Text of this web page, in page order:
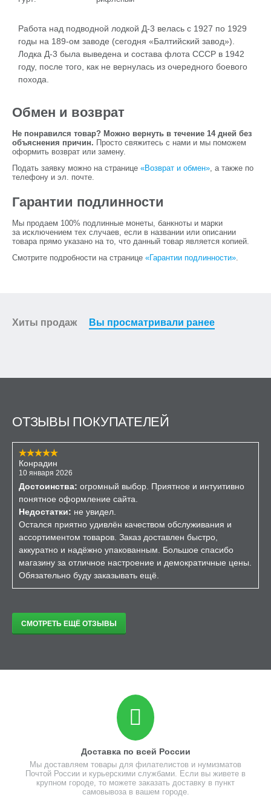
Работа над подводной лодкой Д-3 велась с 1927 по 1929
годы на 189-ом заводе (сегодня «Балтийский завод»).
Лодка Д-3 была выведена и состава флота СССР в 1942
году, после того, как не вернулась из очередного боевого
похода.
Обмен и возврат
Не понравился товар? Можно вернуть в течение 14 дней без
объяснения причин. Просто свяжитесь с нами и мы поможем
оформить возврат или замену.
Подать заявку можно на странице «Возврат и обмен», а также по
телефону и эл. почте.
Гарантии подлинности
Мы продаем 100% подлинные монеты, банкноты и марки
за исключением тех случаев, если в названии или описании
товара прямо указано на то, что данный товар является копией.
Смотрите подробности на странице «Гарантии подлинности».
Хиты продаж Вы просматривали ранее
ОТЗЫВЫ ПОКУПАТЕЛЕЙ
Конрадин
10 января 2026
Достоинства: огромный выбор. Приятное и интуитивно
понятное оформление сайта.
Недостатки: не увидел.
Остался приятно удивлён качеством обслуживания и
ассортиментом товаров. Заказ доставлен быстро,
аккуратно и надёжно упакованным. Большое спасибо
магазину за отличное настроение и демократичные цены.
Обязательно буду заказывать ещё.
СМОТРЕТЬ ЕЩЁ ОТЗЫВЫ
Доставка по всей России
Мы доставляем товары для филателистов и нумизматов
Почтой России и курьерскими службами. Если вы живете в
крупном городе, то можете заказать доставку в пункт
самовывоза в вашем городе.